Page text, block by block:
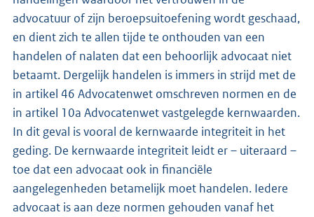
advocatuur of zijn beroepsuitoefening wordt geschaad,
en dient zich te allen tijde te onthouden van een
handelen of nalaten dat een behoorlijk advocaat niet
betaamt. Dergelijk handelen is immers in strijd met de
in artikel 46 Advocatenwet omschreven normen en de
in artikel 10a Advocatenwet vastgelegde kernwaarden.
In dit geval is vooral de kernwaarde integriteit in het
geding. De kernwaarde integriteit leidt er – uiteraard –
toe dat een advocaat ook in financiële
aangelegenheden betamelijk moet handelen. Iedere
advocaat is aan deze normen gehouden vanaf het